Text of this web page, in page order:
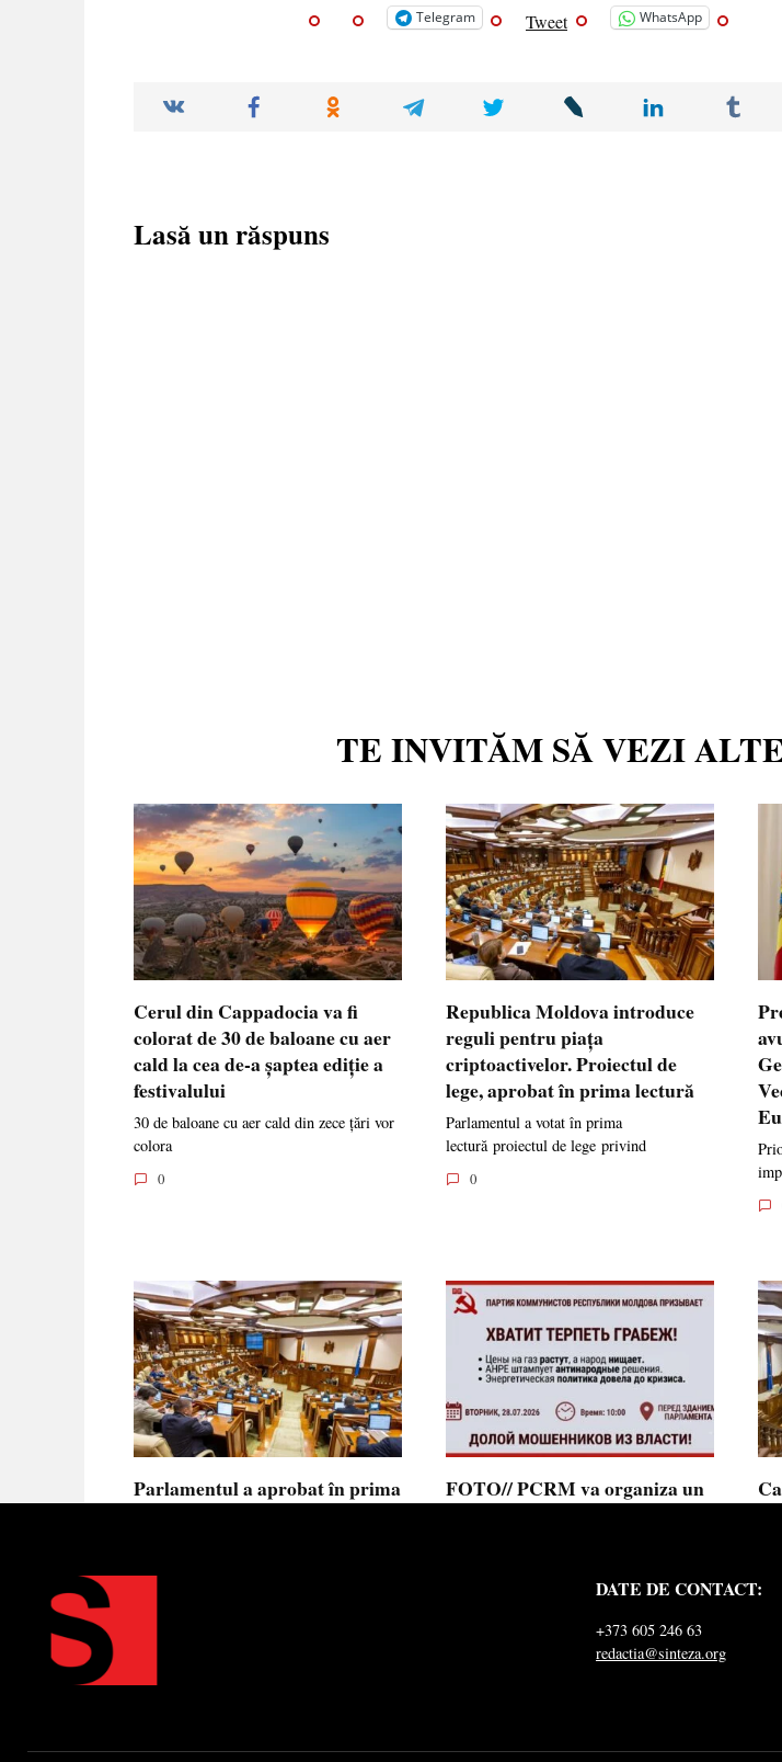
Telegram Tweet WhatsApp
Lasă un răspuns
TE INVITĂM SĂ VEZI
Cerul din Cappadocia va fi
colorat de 30 de baloane cu aer
cald la cea de-a șaptea ediție a
festivalului
30 de baloane cu aer cald din zece țări vor
colora
0
Republica Moldova introduce
reguli pentru piața
criptoactivelor. Proiectul de
lege, aprobat în prima lectură
Parlamentul a votat în prima
lectură proiectul de lege privind
0
Parlamentul a aprobat în prima
FOTO// PCRM va organiza un
Partidul Comuniștilor din Republica
DATE DE CONTACT:
+373 605 246 63
redactia@sinteza.org